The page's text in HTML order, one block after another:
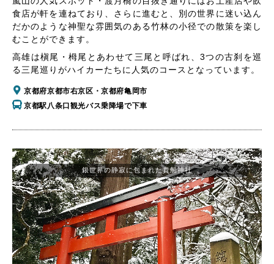
食店が軒を連ねており、さらに進むと、別の世界に迷い込ん
だかのような神聖な雰囲気のある竹林の小径での散策を楽し
むことができます。
高雄は槇尾・栂尾とあわせて三尾と呼ばれ、3つの古刹を巡
る三尾巡りがハイカーたちに人気のコースとなっています。
京都府京都市右京区・京都府亀岡市
京都駅八条口観光バス乗降場で下車
銀世界の静寂に包まれた貴船神社